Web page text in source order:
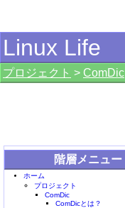
Linux Life
プロジェクト > ComDic
階層メニュー
ホーム
プロジェクト
ComDic
ComDicとは？